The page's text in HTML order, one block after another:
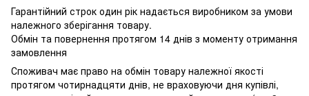
Гарантійний строк один рік надається виробником за умови
належного зберігання товару.
Обмін та повернення протягом 14 днів з моменту отримання
замовлення
Споживач має право на обмін товару належної якості
протягом чотирнадцяти днів, не враховуючи дня купівлі,